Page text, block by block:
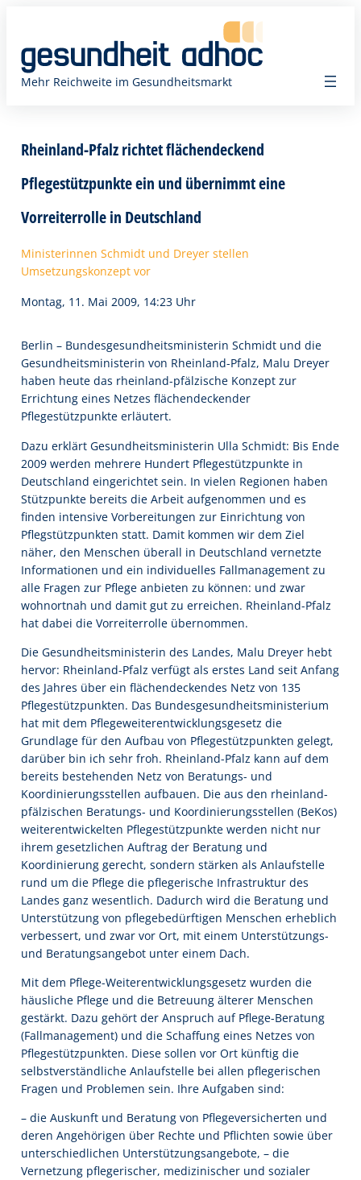
springen
Mehr Reichweite im Gesundheitsmarkt
Rheinland-Pfalz richtet flächendeckend
Pflegestützpunkte ein und übernimmt eine
Vorreiterrolle in Deutschland
Ministerinnen Schmidt und Dreyer stellen
Umsetzungskonzept vor
Montag, 11. Mai 2009, 14:23 Uhr
Berlin – Bundesgesundheitsministerin Schmidt und die
Gesundheitsministerin von Rheinland-Pfalz, Malu Dreyer
haben heute das rheinland-pfälzische Konzept zur
Errichtung eines Netzes flächendeckender
Pflegestützpunkte erläutert.
Dazu erklärt Gesundheitsministerin Ulla Schmidt: Bis Ende
2009 werden mehrere Hundert Pflegestützpunkte in
Deutschland eingerichtet sein. In vielen Regionen haben
Stützpunkte bereits die Arbeit aufgenommen und es
finden intensive Vorbereitungen zur Einrichtung von
Pflegstützpunkten statt. Damit kommen wir dem Ziel
näher, den Menschen überall in Deutschland vernetzte
Informationen und ein individuelles Fallmanagement zu
alle Fragen zur Pflege anbieten zu können: und zwar
wohnortnah und damit gut zu erreichen. Rheinland-Pfalz
hat dabei die Vorreiterrolle übernommen.
Die Gesundheitsministerin des Landes, Malu Dreyer hebt
hervor: Rheinland-Pfalz verfügt als erstes Land seit Anfang
des Jahres über ein flächendeckendes Netz von 135
Pflegestützpunkten. Das Bundesgesundheitsministerium
hat mit dem Pflegeweiterentwicklungsgesetz die
Grundlage für den Aufbau von Pflegestützpunkten gelegt,
darüber bin ich sehr froh. Rheinland-Pfalz kann auf dem
bereits bestehenden Netz von Beratungs- und
Koordinierungsstellen aufbauen. Die aus den rheinland-
pfälzischen Beratungs- und Koordinierungsstellen (BeKos)
weiterentwickelten Pflegestützpunkte werden nicht nur
ihrem gesetzlichen Auftrag der Beratung und
Koordinierung gerecht, sondern stärken als Anlaufstelle
rund um die Pflege die pflegerische Infrastruktur des
Landes ganz wesentlich. Dadurch wird die Beratung und
Unterstützung von pflegebedürftigen Menschen erheblich
verbessert, und zwar vor Ort, mit einem Unterstützungs-
und Beratungsangebot unter einem Dach.
Mit dem Pflege-Weiterentwicklungsgesetz wurden die
häusliche Pflege und die Betreuung älterer Menschen
gestärkt. Dazu gehört der Anspruch auf Pflege-Beratung
(Fallmanagement) und die Schaffung eines Netzes von
Pflegestützpunkten. Diese sollen vor Ort künftig die
selbstverständliche Anlaufstelle bei allen pflegerischen
Fragen und Problemen sein. Ihre Aufgaben sind:
– die Auskunft und Beratung von Pflegeversicherten und
deren Angehörigen über Rechte und Pflichten sowie über
unterschiedlichen Unterstützungsangebote, – die
Vernetzung pflegerischer, medizinischer und sozialer